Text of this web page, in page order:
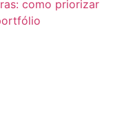
como priorizar